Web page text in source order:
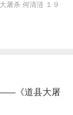
屠杀 何清涟 １９
——《道县大屠